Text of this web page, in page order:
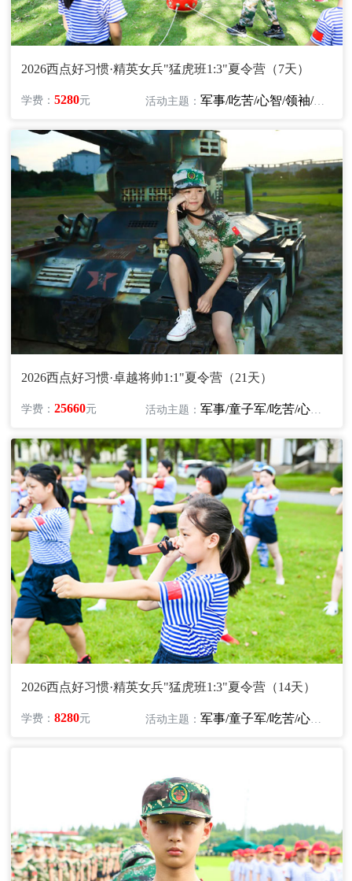
2026西点好习惯·精英女兵"猛虎班1:3"夏令营（7天）
学费：5280元 活动主题：军事/吃苦/心智/领袖/励志
2026西点好习惯·卓越将帅1:1"夏令营（21天）
学费：25660元 活动主题：军事/童子军/吃苦/心智/领袖/励志
2026西点好习惯·精英女兵"猛虎班1:3"夏令营（14天）
学费：8280元 活动主题：军事/童子军/吃苦/心智/励志